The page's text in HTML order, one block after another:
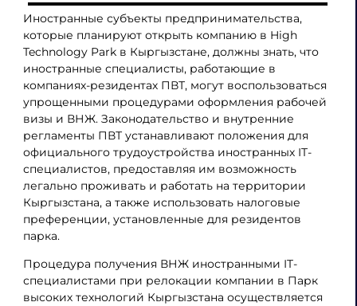
Иностранные субъекты предпринимательства,
которые планируют открыть компанию в High
Technology Park в Кыргызстане, должны знать, что
иностранные специалисты, работающие в
компаниях-резидентах ПВТ, могут воспользоваться
упрощенными процедурами оформления рабочей
визы и ВНЖ. Законодательство и внутренние
регламенты ПВТ устанавливают положения для
официального трудоустройства иностранных IT-
специалистов, предоставляя им возможность
легально проживать и работать на территории
Кыргызстана, а также использовать налоговые
преференции, установленные для резидентов
парка.
Процедура получения ВНЖ иностранными IT-
специалистами при релокации компании в Парк
высоких технологий Кыргызстана осуществляется